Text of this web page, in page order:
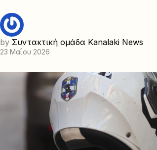
by Συντακτική ομάδα Kanalaki News
23 Μαΐου 2026